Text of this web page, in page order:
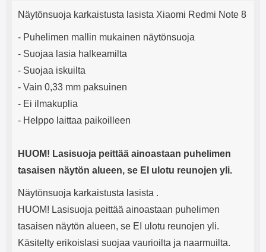
Max Output: USB: DC5V/3.0A
(18W) Type-C: 5V/3A (PD15W)
j
e
Tuotekuvaus
Näytönsuoja karkaistusta lasista Xiaomi Redmi Note 8
- Puhelimen mallin mukainen näytönsuoja
- Suojaa lasia halkeamilta
- Suojaa iskuilta
- Vain 0,33 mm paksuinen
- Ei ilmakuplia
- Helppo laittaa paikoilleen
HUOM! Lasisuoja peittää ainoastaan puhelimen
tasaisen näytön alueen, se EI ulotu reunojen yli.
Näytönsuoja karkaistusta lasista .
HUOM! Lasisuoja peittää ainoastaan puhelimen
tasaisen näytön alueen, se EI ulotu reunojen yli.
Käsitelty erikoislasi suojaa vaurioilta ja naarmuilta.